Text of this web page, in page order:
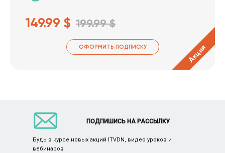
149.99 $ 199.99 $
ОФОРМИТЬ ПОДПИСКУ Акция
ПОДПИШИСЬ НА РАССЫЛКУ
Будь в курсе новых акций ITVDN, видео уроков и
вебинаров